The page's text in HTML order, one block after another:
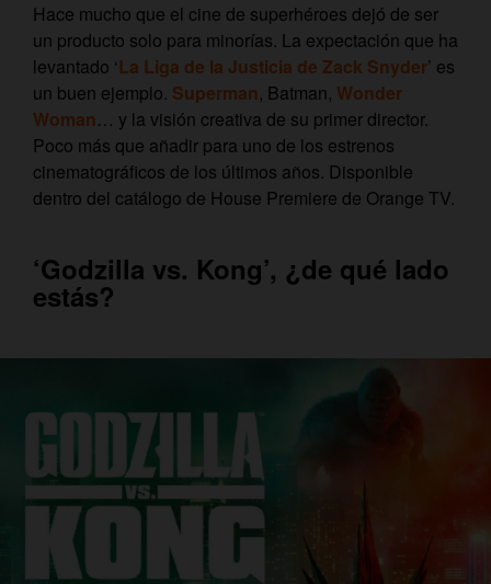
Hace mucho que el cine de superhéroes dejó de ser
un producto solo para minorías. La expectación que ha
levantado ‘La Liga de la Justicia de Zack Snyder’ es
un buen ejemplo. Superman, Batman, Wonder
Woman… y la visión creativa de su primer director.
Poco más que añadir para uno de los estrenos
cinematográficos de los últimos años. Disponible
dentro del catálogo de House Premiere de Orange TV.
‘Godzilla vs. Kong’, ¿de qué lado
estás?